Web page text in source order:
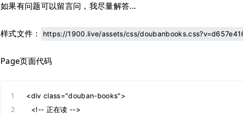
如果有问题可以留言问，我尽量解答...
样式文件： https://1900.live/assets/css/
Page页面代码
<div class="douban-books">
  <!-- 正在读 -->